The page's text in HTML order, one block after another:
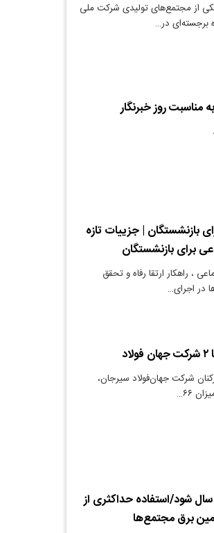
از مجتمع‌های تولیدی شرکت ملی
برجسته‌ای در…
مناسبت روز خبرنگار
بازنشستگان | جزییات تازه
برای بازنشستگان
، راهکار ارتقا رفاه و تحقق
در اجرای…
شرکت جهان‌فولاد سیرجان،
۶۶…
شود/استفاده حداکثری از
برق مجتمع‌ها